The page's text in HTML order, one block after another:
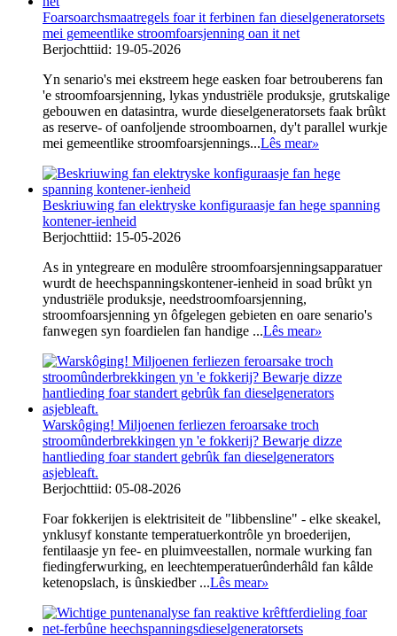
Foarsoarchsmaatregels foar it ferbinen fan dieselgeneratorsets
mei gemeentlike stroomfoarsjenning oan it net
Berjochttiid: 19-05-2026
Yn senario's mei ekstreem hege easken foar betrouberens fan
'e stroomfoarsjenning, lykas yndustriële produksje, grutskalige
gebouwen en datasintra, wurde dieselgeneratorsets faak brûkt
as reserve- of oanfoljende stroomboarnen, dy't parallel wurkje
mei gemeentlike stroomfoarsjennings...Lês mear»
Beskriuwing fan elektryske konfiguraasje fan hege spanning
kontener-ienheid
Berjochttiid: 15-05-2026
As in yntegreare en modulêre stroomfoarsjenningsapparatuer
wurdt de heechspanningskontener-ienheid in soad brûkt yn
yndustriële produksje, needstroomfoarsjenning,
stroomfoarsjenning yn ôfgelegen gebieten en oare senario's
fanwegen syn foardielen fan handige ...Lês mear»
Warskôging! Miljoenen ferliezen feroarsake troch
stroomûnderbrekkingen yn 'e fokkerij? Bewarje dizze
hantlieding foar standert gebrûk fan dieselgenerators
asjebleaft.
Berjochttiid: 05-08-2026
Foar fokkerijen is elektrisiteit de "libbensline" - elke skeakel,
ynklusyf konstante temperatuerkontrôle yn broederijen,
fentilaasje yn fee- en pluimveestallen, normale wurking fan
fiedingferwurking, en leechtemperatuerûnderhâld fan kâlde
ketenopslach, is ûnskiedber ...Lês mear»